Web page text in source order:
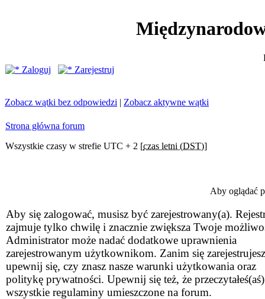
Zaloguj
Zarejestruj
Zobacz wątki bez odpowiedzi | Zobacz aktywne wątki
Strona główna forum
Wszystkie czasy w strefie UTC + 2 [czas letni (DST)]
Aby oglądać
Aby się zalogować, musisz być zarejestrowany(a).
zajmuje tylko chwilę i znacznie zwiększa Twoje
Administrator może nadać dodatkowe uprawnienia
zarejestrowanym użytkownikom. Zanim się
upewnij się, czy znasz nasze warunki użytkowania oraz
politykę prywatności. Upewnij się też, że przeczytałeś(aś)
wszystkie regulaminy umieszczone na forum.